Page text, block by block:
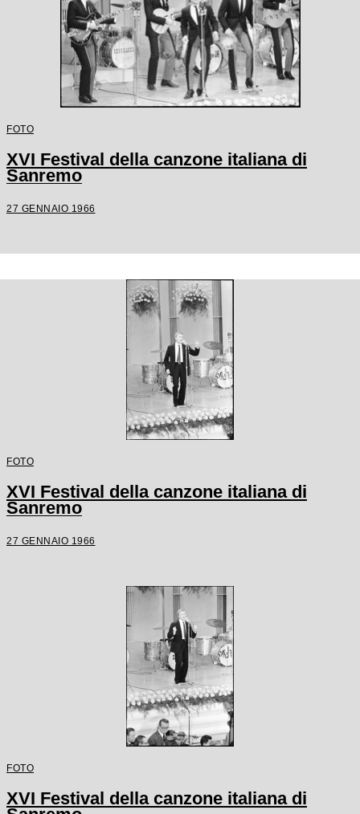
FOTO
XVI Festival della canzone italiana di
Sanremo
27 GENNAIO 1966
FOTO
XVI Festival della canzone italiana di
Sanremo
27 GENNAIO 1966
FOTO
XVI Festival della canzone italiana di